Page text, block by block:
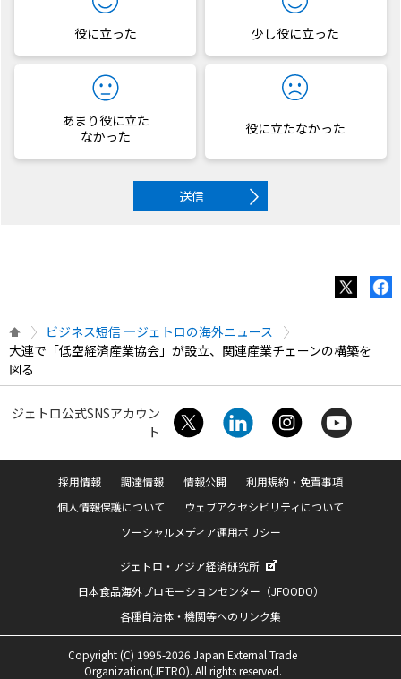
役に立った 少し役に立った
あまり役に立た
なかった
役に立たなかった
送信
ビジネス短信 ―ジェトロの海外ニュース
大連で「低空経済産業協会」が設立、関連産業チェーンの構築を
図る
ジェトロ公式SNSアカウン
ト
採用情報 調達情報 情報公開
利用規約・免責事項
個人情報保護について
ウェブアクセシビリティについて
ソーシャルメディア運用ポリシー
ジェトロ・アジア経済研究所
日本食品海外プロモーションセンター（JFOODO）
各種自治体・機関等へのリンク集
Copyright (C) 1995-2026 Japan External Trade
Organization(JETRO). All rights reserved.